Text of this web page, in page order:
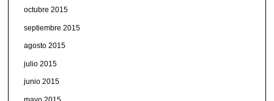
octubre 2015
septiembre 2015
agosto 2015
julio 2015
junio 2015